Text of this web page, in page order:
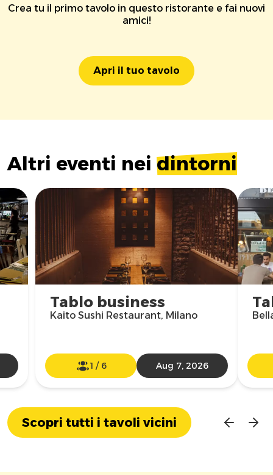
Crea tu il primo tavolo in questo ristorante e fai nuovi
amici!
Apri il tuo tavolo
Altri eventi nei dintorni
Tablo business
Kaito Sushi Restaurant, Milano
1 / 6 Aug 7, 2026
Scopri tutti i tavoli vicini